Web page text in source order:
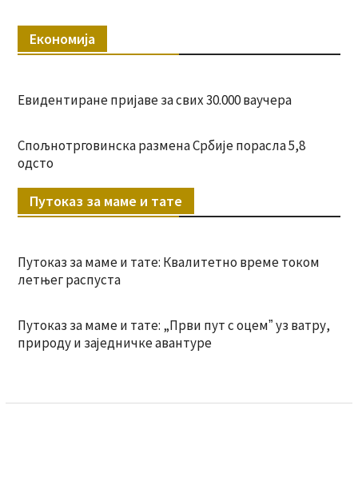
Економија
Евидентиране пријаве за свих 30.000 ваучера
Спољнотрговинска размена Србије порасла 5,8
одсто
Путоказ за маме и тате
Путоказ за маме и тате: Квалитетно време током
летњег распуста
Путоказ за маме и тате: „Први пут с оцемˮ уз ватру,
природу и заједничке авантуре